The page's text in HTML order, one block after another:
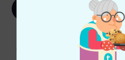
Jetzt
Mit Klick auf „Jetzt anmelden“
Werbung und einer Messung des E-
Abmeldung ist jederzeit möglich.